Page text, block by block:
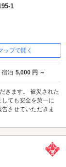
1
ップで開く
宿泊 5,000 円 ～
きます。 被災された
ても安全を第一に
させていただきま